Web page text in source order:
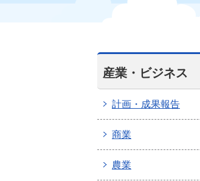
産業・ビジネス
計画・成果報告
商業
農業